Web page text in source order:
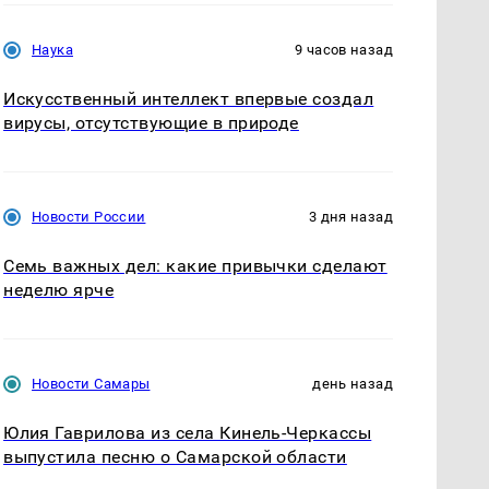
Наука 9 часов назад
Искусственный интеллект впервые создал
вирусы, отсутствующие в природе
Новости России 3 дня назад
Семь важных дел: какие привычки сделают
неделю ярче
Новости Самары день назад
Юлия Гаврилова из села Кинель-Черкассы
выпустила песню о Самарской области